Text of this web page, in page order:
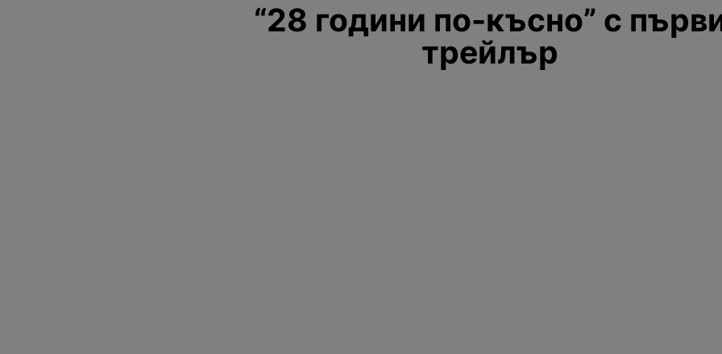
“28 години по-късно” с
трейлър